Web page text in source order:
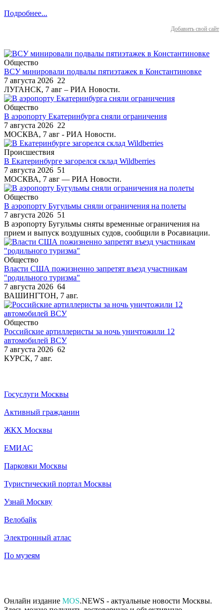
Подробнее...
Добавить свой сайт
Общество
ВСУ минировали подвалы пятиэтажек в Константиновке
7 августа 2026 22
ЛУГАНСК, 7 авг – РИА Новости.
Общество
В аэропорту Екатеринбурга сняли ограничения
7 августа 2026 22
МОСКВА, 7 авг - РИА Новости.
Происшествия
В Екатеринбурге загорелся склад Wildberries
7 августа 2026 51
МОСКВА, 7 авг — РИА Новости.
Общество
В аэропорту Бугульмы сняли ограничения на полеты
7 августа 2026 51
В аэропорту Бугульмы сняты временные ограничения на
прием и выпуск воздушных судов, сообщили в Росавиации.
Общество
Власти США пожизненно запретят въезд участникам
"родильного туризма"
7 августа 2026 64
ВАШИНГТОН, 7 авг.
Общество
Российские артиллеристы за ночь уничтожили 12
автомобилей ВСУ
7 августа 2026 62
КУРСК, 7 авг.
Госуслуги Москвы
Активный гражданин
ЖКХ Москвы
ЕМИАС
Парковки Москвы
Туристический портал Москвы
Узнай Москву
Велобайк
Электронный атлас
По музеям
Онлайн издание MOS.NEWS - актуальные новости Москвы.